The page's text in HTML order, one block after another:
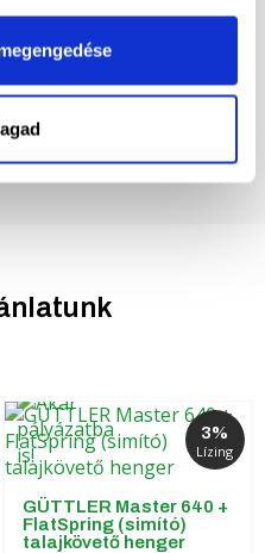
3%
Lízing
GÜTTLER Master 640 +
FlatSpring (simító)
talajkövető henger